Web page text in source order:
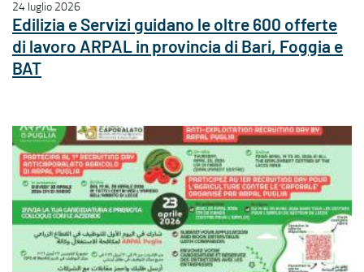
24 luglio 2026
Edilizia e Servizi guidano le oltre 600 offerte
di lavoro ARPAL in provincia di Bari, Foggia e
BAT